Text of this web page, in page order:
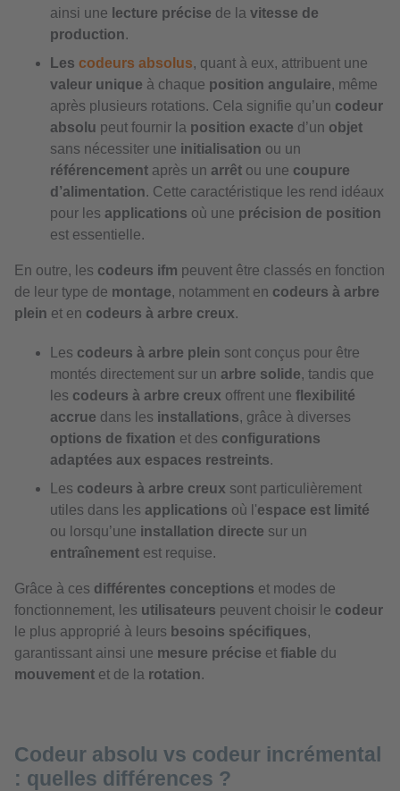
ainsi une lecture précise de la vitesse de
production.
Les codeurs absolus, quant à eux, attribuent une
valeur unique à chaque position angulaire, même
après plusieurs rotations. Cela signifie qu’un codeur
absolu peut fournir la position exacte d’un objet
sans nécessiter une initialisation ou un
référencement après un arrêt ou une coupure
d’alimentation. Cette caractéristique les rend idéaux
pour les applications où une précision de position
est essentielle.
En outre, les codeurs ifm peuvent être classés en fonction
de leur type de montage, notamment en codeurs à arbre
plein et en codeurs à arbre creux.
Les codeurs à arbre plein sont conçus pour être
montés directement sur un arbre solide, tandis que
les codeurs à arbre creux offrent une flexibilité
accrue dans les installations, grâce à diverses
options de fixation et des configurations
adaptées aux espaces restreints.
Les codeurs à arbre creux sont particulièrement
utiles dans les applications où l'espace est limité
ou lorsqu’une installation directe sur un
entraînement est requise.
Grâce à ces différentes conceptions et modes de
fonctionnement, les utilisateurs peuvent choisir le codeur
le plus approprié à leurs besoins spécifiques,
garantissant ainsi une mesure précise et fiable du
mouvement et de la rotation.
Codeur absolu vs codeur incrémental
: quelles différences ?